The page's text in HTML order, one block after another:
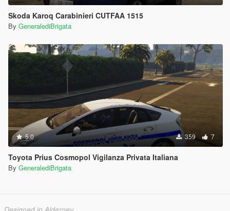
Skoda Karoq Carabinieri CUTFAA 1515
By GeneralediBrigata
5.0 359 7
Toyota Prius Cosmopol Vigilanza Privata Italiana
By GeneralediBrigata